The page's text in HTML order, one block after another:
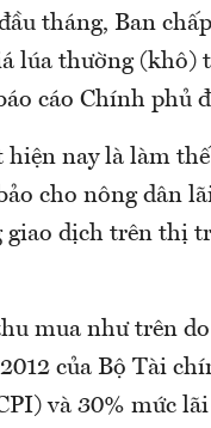
tháng, Ban
lúa thường (khô)
cáo Chính phủ
hiện nay là làm
cho nông dân
dịch trên thị
mua như trên
của Bộ Tài
và 30% mức